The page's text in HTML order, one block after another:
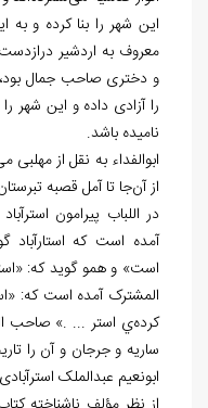
این شهر را بنا کرده و
معروف به اردشیر
و دختری صاحب جمال بود،
را آزادی داده و این شهر
نامیده باشد.
ابوالفداء به نقل از مهلبی
از آنجا تا آمل قصبه
در اللباب پيرامون
آمده است که استارآباد
است» و همو گوید که:
المشترک آمده است که:
کردهي استر ... .» صاحب
ساریه و جرجان و آن را
ابونعیم عبدالملک